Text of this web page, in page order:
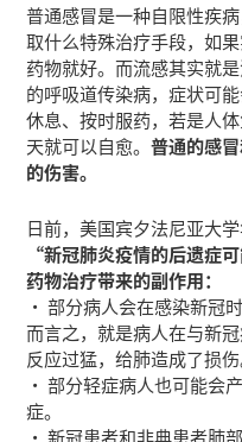
普通感冒是一种自限性疾
取什么特殊治疗手段，如
药物就好。而流感其实就
的呼吸道传染病，症状可
休息、按时服药，若是人
天就可以自愈。普通的感
的伤害。
日前，美国宾夕法尼亚大
“新冠肺炎疫情的后遗症
药物治疗带来的副作用：
• 部分病人会在感染新冠
而言之，就是病人在与新
反应过猛，给肺造成了损伤
• 部分轻症病人也可能会
症。
• 新冠患者和非典患者肺